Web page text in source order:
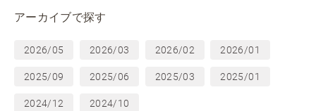
アーカイブで探す
2026/05 2026/03 2026/02 2026/01
2025/09 2025/06 2025/03 2025/01
2024/12 2024/10